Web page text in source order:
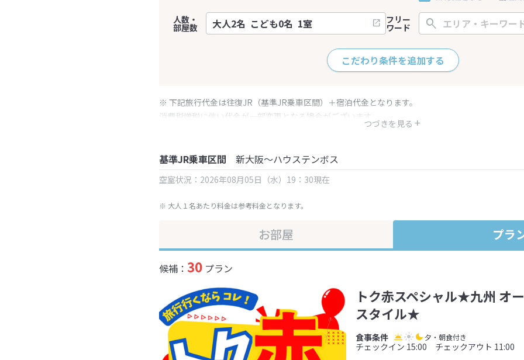
人数・
部屋数
フリー
ワード
こだわり条件を追加する
つづきを見る
※ 下記旅行代金は往復JR（基準JR乗車区間）＋宿泊代金となります。
消費税増税に伴い代金が一部変更となる場合がございます。
※ 表示されている旅行代金・プラン内容は一定時間ごとに更新されます。最終確認画面でご確認く
基準JR乗車区間 新大阪～ハウステンボス
空室状況：2026年08月05日（水）19：30現在
※ 大人１名あたり料金は参考料金となります。
お部屋 プラ
候補： 30 プラン
トク赤スペシャル★九州 オ
スタイル★
夕・朝食付き
チェックイン 15:00 チェックアウト 11:00